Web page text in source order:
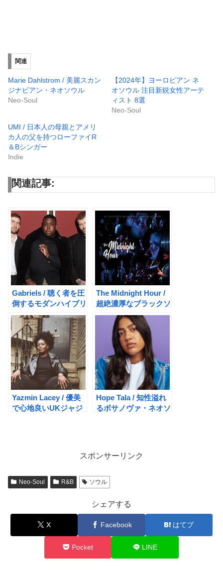
関連
Marie Dahlstrom / 美麗スカン
ジナビアン・ネオソウル
Neo-Soul
【2024年】ヨーロピアン ネ
オソウル 注目新鋭女性アーテ
ィスト 8選
Neo-Soul
UMI / 日本人の母親とアメリ
カ人の父を持つローファイR
＆Bシンガー
Indie
関連記事:
Gabriels / 聴く者を圧
倒するモダンハイブリ
ッド・ソウル
The Midnight Hour /
超絶濃厚なブラックソ
ウルアルバム
Yazmin Lacey / 優美
で心地良いUKジャジ
Hope Tala / 知性溢れ
るボサノヴァ・ネオソ
スポンサーリンク
Neo-Soul R&B ソウル
シェアする
X Facebook はてブ
Pocket LINE